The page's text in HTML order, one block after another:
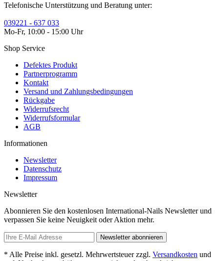
Telefonische Unterstützung und Beratung unter:
039221 - 637 033
Mo-Fr, 10:00 - 15:00 Uhr
Shop Service
Defektes Produkt
Partnerprogramm
Kontakt
Versand und Zahlungsbedingungen
Rückgabe
Widerrufsrecht
Widerrufsformular
AGB
Informationen
Newsletter
Datenschutz
Impressum
Newsletter
Abonnieren Sie den kostenlosen International-Nails Newsletter und
verpassen Sie keine Neuigkeit oder Aktion mehr.
Newsletter abonnieren
* Alle Preise inkl. gesetzl. Mehrwertsteuer zzgl. Versandkosten und